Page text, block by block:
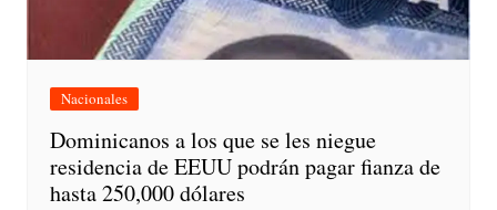
Nacionales
Dominicanos a los que se les niegue
residencia de EEUU podrán pagar fianza de
hasta 250,000 dólares